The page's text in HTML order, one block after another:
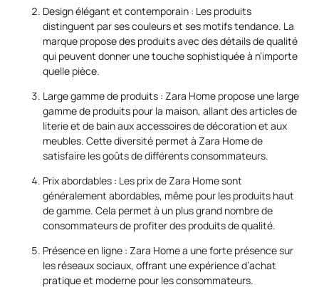
Design élégant et contemporain : Les produits
distinguent par ses couleurs et ses motifs tendance. La
marque propose des produits avec des détails de qualité
qui peuvent donner une touche sophistiquée à n’importe
quelle pièce.
Large gamme de produits : Zara Home propose une large
gamme de produits pour la maison, allant des articles de
literie et de bain aux accessoires de décoration et aux
meubles. Cette diversité permet à Zara Home de
satisfaire les goûts de différents consommateurs.
Prix abordables : Les prix de Zara Home sont
généralement abordables, même pour les produits haut
de gamme. Cela permet à un plus grand nombre de
consommateurs de profiter des produits de qualité.
Présence en ligne : Zara Home a une forte présence sur
les réseaux sociaux, offrant une expérience d’achat
pratique et moderne pour les consommateurs.